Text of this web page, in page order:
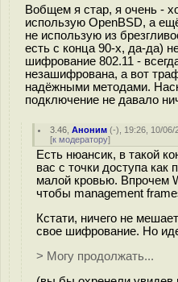
Вобщем я стар, я очень -
использую OpenBSD, a
не использую из
есть с конца 90-х, да-да)
шифрование 802.11 -
незашифрована, а вот
надёжными методами.
подключение не давало
3.46 ,Аноним (-), 19:26, 10/06/
[к модератору]
Есть нюансик, в такой
вас с точки доступа как
малой кровью. Впрочем
чтобы management
Кстати, ничего не
свое шифрование. Но
> Могу продолжать...